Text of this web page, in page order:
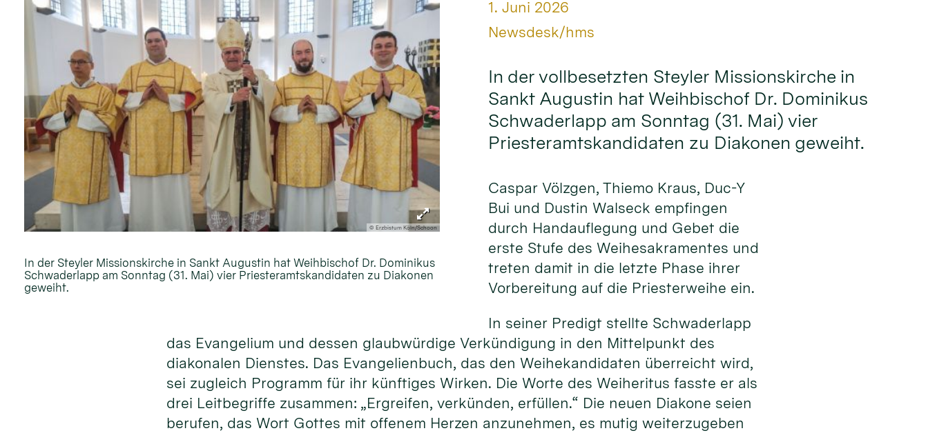
© Erzbistum Köln/Schoon
In der Steyler Missionskirche in Sankt Augustin hat Weihbischof Dr. Dominikus
Schwaderlapp am Sonntag (31. Mai) vier Priesteramtskandidaten zu Diakonen
geweiht.
Datum:
1. Juni 2026
Von:
Newsdesk/hms
In der vollbesetzten Steyler Missionskirche in
Sankt Augustin hat Weihbischof Dr. Dominikus
Schwaderlapp am Sonntag (31. Mai) vier
Priesteramtskandidaten zu Diakonen geweiht.
Caspar Völzgen, Thiemo Kraus, Duc-Y
Bui und Dustin Walseck empfingen
durch Handauflegung und Gebet die
erste Stufe des Weihesakramentes und
treten damit in die letzte Phase ihrer
Vorbereitung auf die Priesterweihe ein.
In seiner Predigt stellte Schwaderlapp
das Evangelium und dessen glaubwürdige Verkündigung in den Mittelpunkt des
diakonalen Dienstes. Das Evangelienbuch, das den Weihekandidaten überreicht wird,
sei zugleich Programm für ihr künftiges Wirken. Die Worte des Weiheritus fasste er als
drei Leitbegriffe zusammen: „Ergreifen, verkünden, erfüllen.“ Die neuen Diakone seien
berufen, das Wort Gottes mit offenem Herzen anzunehmen, es mutig weiterzugeben